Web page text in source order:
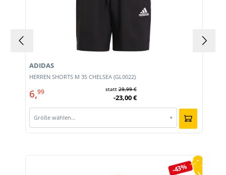
HERREN SHORTS M 3S CHELSEA (GL0022)
ADIDAS
6,99 statt29,99 €
-23,00 €
Größe wählen… ▾
-43%